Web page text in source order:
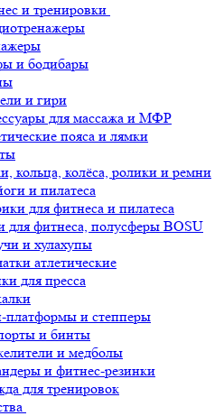
и тренировки
и бодибары
и гири
для массажа и МФР
пояса и лямки
кольца, колёса, ролики и ремни
и пилатеса
для фитнеса и пилатеса
для фитнеса, полусферы BOSU
и хулахупы
атлетические
для пресса
платформы и степперы
и бинты
и медболы
и фитнес-резинки
для тренировок